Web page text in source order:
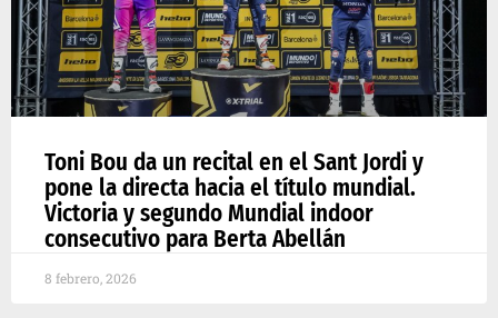
Toni Bou da un recital en el Sant Jordi y
pone la directa hacia el título mundial.
Victoria y segundo Mundial indoor
consecutivo para Berta Abellán
8 febrero, 2026